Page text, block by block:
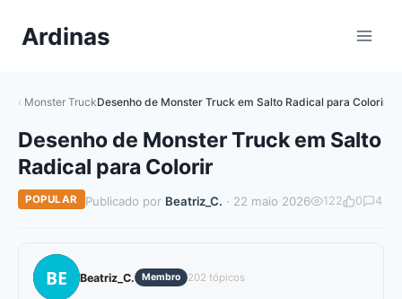
paraArdinas
Monster TruckDesenho de Monster Truck em Salto Radical para Colorir
Desenho de Monster Truck em Salto
Radical para Colorir
POPULAR Publicado por Beatriz_C. · 22 maio 2026 122 0 4
BE Beatriz_C. Membro 202 tópicos